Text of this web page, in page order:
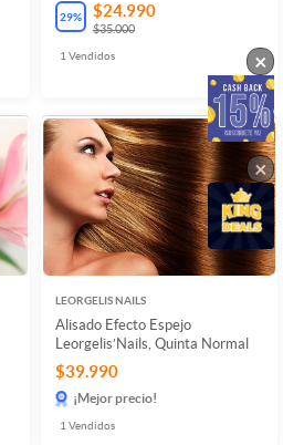
29% $24.990
$35.000
1 Vendidos
LEORGELIS NAILS
Alisado Efecto Espejo
Leorgelis’Nails, Quinta Normal
$39.990
¡Mejor precio!
1 Vendidos
×
×